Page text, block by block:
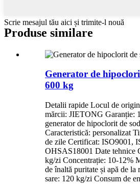
Scrie mesajul tău aici și trimite-l nouă
Produse similare
Generator de
600 kg
Detalii rapide Locul de
mărcii: JIETONG Garanție:
generator de hipoclorit de
Caracteristică: personalizat
de zile Certificat: ISO9001,
OHSAS18001 Date tehnice
kg/zi Concentrație: 10-12%
de înaltă puritate și apă de la
sare: 120 kg/zi Consum de